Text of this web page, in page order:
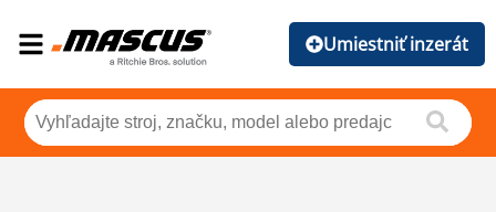
Umiestniť inzerát